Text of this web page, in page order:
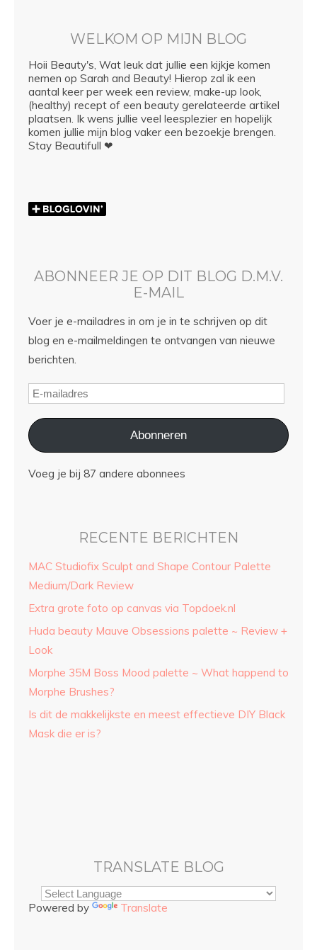
WELKOM OP MIJN BLOG
Hoii Beauty's, Wat leuk dat jullie een kijkje komen
nemen op Sarah and Beauty! Hierop zal ik een
aantal keer per week een review, make-up look,
(healthy) recept of een beauty gerelateerde artikel
plaatsen. Ik wens jullie veel leesplezier en hopelijk
komen jullie mijn blog vaker een bezoekje brengen.
Stay Beautifull ❤
ABONNEER JE OP DIT BLOG D.M.V.
E-MAIL
Voer je e-mailadres in om je in te schrijven op dit
blog en e-mailmeldingen te ontvangen van nieuwe
berichten.
Abonneren
Voeg je bij 87 andere abonnees
RECENTE BERICHTEN
MAC Studiofix Sculpt and Shape Contour Palette
Medium/Dark Review
Extra grote foto op canvas via Topdoek.nl
Huda beauty Mauve Obsessions palette ~ Review +
Look
Morphe 35M Boss Mood palette ~ What happend to
Morphe Brushes?
Is dit de makkelijkste en meest effectieve DIY Black
Mask die er is?
TRANSLATE BLOG
Powered by Translate